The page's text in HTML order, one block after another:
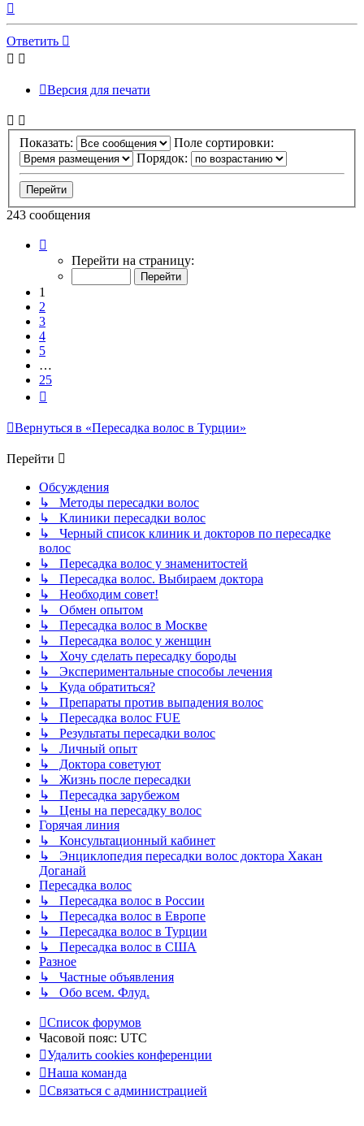
началу
Ответить
Версия для печати
Показать:
Поле сортировки:
Порядок:
243 сообщения
Перейти на страницу:
1
2
3
4
5
…
25
Вернуться в «Пересадка волос в Турции»
Перейти
Обсуждения
↳ Методы пересадки волос
↳ Клиники пересадки волос
↳ Черный список клиник и докторов по пересадке
волос
↳ Пересадка волос у знаменитостей
↳ Пересадка волос. Выбираем доктора
↳ Необходим совет!
↳ Обмен опытом
↳ Пересадка волос в Москве
↳ Пересадка волос у женщин
↳ Хочу сделать пересадку бороды
↳ Экспериментальные способы лечения
↳ Куда обратиться?
↳ Препараты против выпадения волос
↳ Пересадка волос FUE
↳ Результаты пересадки волос
↳ Личный опыт
↳ Доктора советуют
↳ Жизнь после пересадки
↳ Пересадка зарубежом
↳ Цены на пересадку волос
Горячая линия
↳ Консультационный кабинет
↳ Энциклопедия пересадки волос доктора Хакан
Доганай
Пересадка волос
↳ Пересадка волос в России
↳ Пересадка волос в Европе
↳ Пересадка волос в Турции
↳ Пересадка волос в США
Разное
↳ Частные объявления
↳ Обо всем. Флуд.
Список форумов
Часовой пояс: UTC
Удалить cookies конференции
Наша команда
Связаться с администрацией